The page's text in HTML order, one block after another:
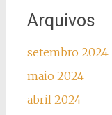
Arquivos
setembro 2024
maio 2024
abril 2024